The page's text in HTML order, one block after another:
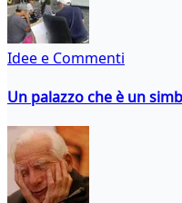
Idee e Commenti
Un palazzo che è un